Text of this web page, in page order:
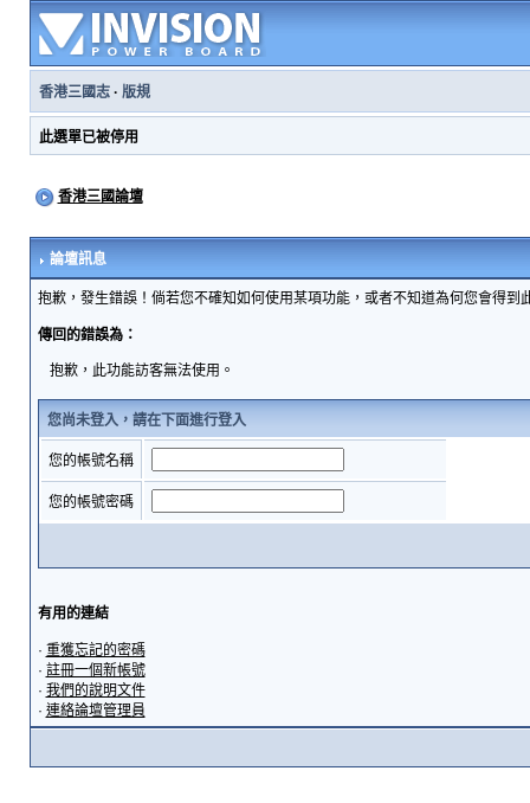
香港三國志· 版規
此選單已被停用
香港三國論壇
論壇訊息
抱歉，發生錯誤！倘若您不確知如何使用某項功能，或者不知道為何您會得
傳回的錯誤為：
抱歉，此功能訪客無法使用。
您尚未登入，請在下面進行登入
您的帳號名稱
您的帳號密碼
有用的連結
· 重獲忘記的密碼
· 註冊一個新帳號
· 我們的說明文件
· 連絡論壇管理員